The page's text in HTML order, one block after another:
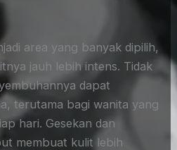
area yang banyak dipilih,
jauh lebih intens. Tidak
dapat
terutama bagi wanita yang
hari. Gesekan dan
membuat kulit lebih